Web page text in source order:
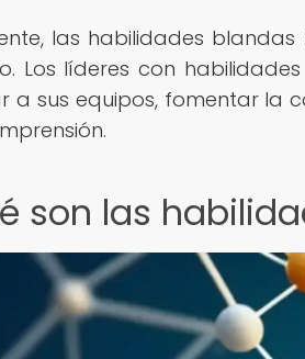
las habilidades
Los líderes con
a sus equipos, fomentar la
son las